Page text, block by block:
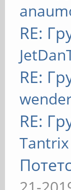
RE:
RE:
RE:
Tantrix